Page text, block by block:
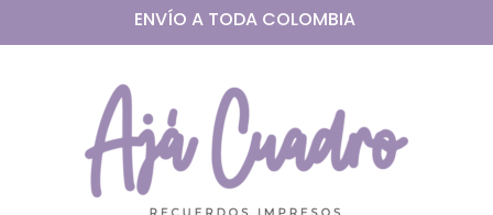
ENVÍO A TODA COLOMBIA